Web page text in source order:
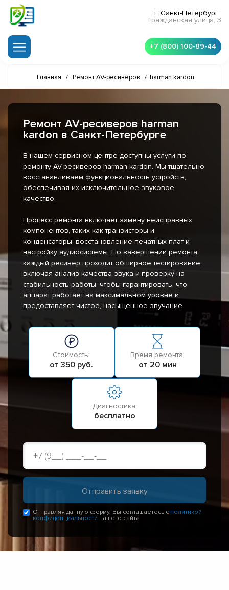
г. Санкт-Петербург
Гражданская улица, 3
+7 (800) 100-89-44
Главная / Ремонт AV-ресиверов / harman kardon
Ремонт AV-ресиверов harman
kardon в Санкт-Петербурге
В нашем сервисном центре доступны услуги по
ремонту AV-ресиверов harman kardon. Мы тщательно
восстанавливаем функциональность устройств,
обеспечивая их исключительное звуковое
качество.
Процесс ремонта включает замену неисправных
компонентов, таких как транзисторы и
конденсаторы, восстановление печатных плат и
настройку аудиосистемы. По завершении ремонта
каждый ресивер проходит обширное тестирование,
включая анализ качества звука и проверку на
стабильность работы, чтобы гарантировать, что
аппарат работает на максимальном уровне и
предоставляет чистое, насыщенное звучание.
Стоимость:
от 350 руб.
Время ремонта:
от 20 мин
Диагностика:
бесплатно
Отправляя данную форму, Вы соглашаетесь с политикой
конфиденциальности нашего сайта